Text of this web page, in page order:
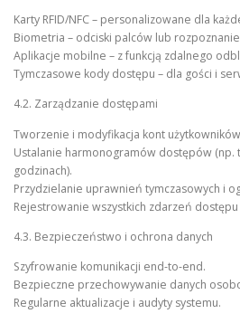
Karty RFID/NFC – personalizowane dla
Biometria – odciski palców lub
Aplikacje mobilne – z funkcją zdalnego
Tymczasowe kody dostępu – dla gości i
4.2. Zarządzanie dostępami
Tworzenie i modyfikacja kont
Ustalanie harmonogramów dostępów (np.
godzinach).
Przydzielanie uprawnień tymczasowych i
Rejestrowanie wszystkich zdarzeń
4.3. Bezpieczeństwo i ochrona danych
Szyfrowanie komunikacji end-to-end.
Bezpieczne przechowywanie danych
Regularne aktualizacje i audyty systemu.